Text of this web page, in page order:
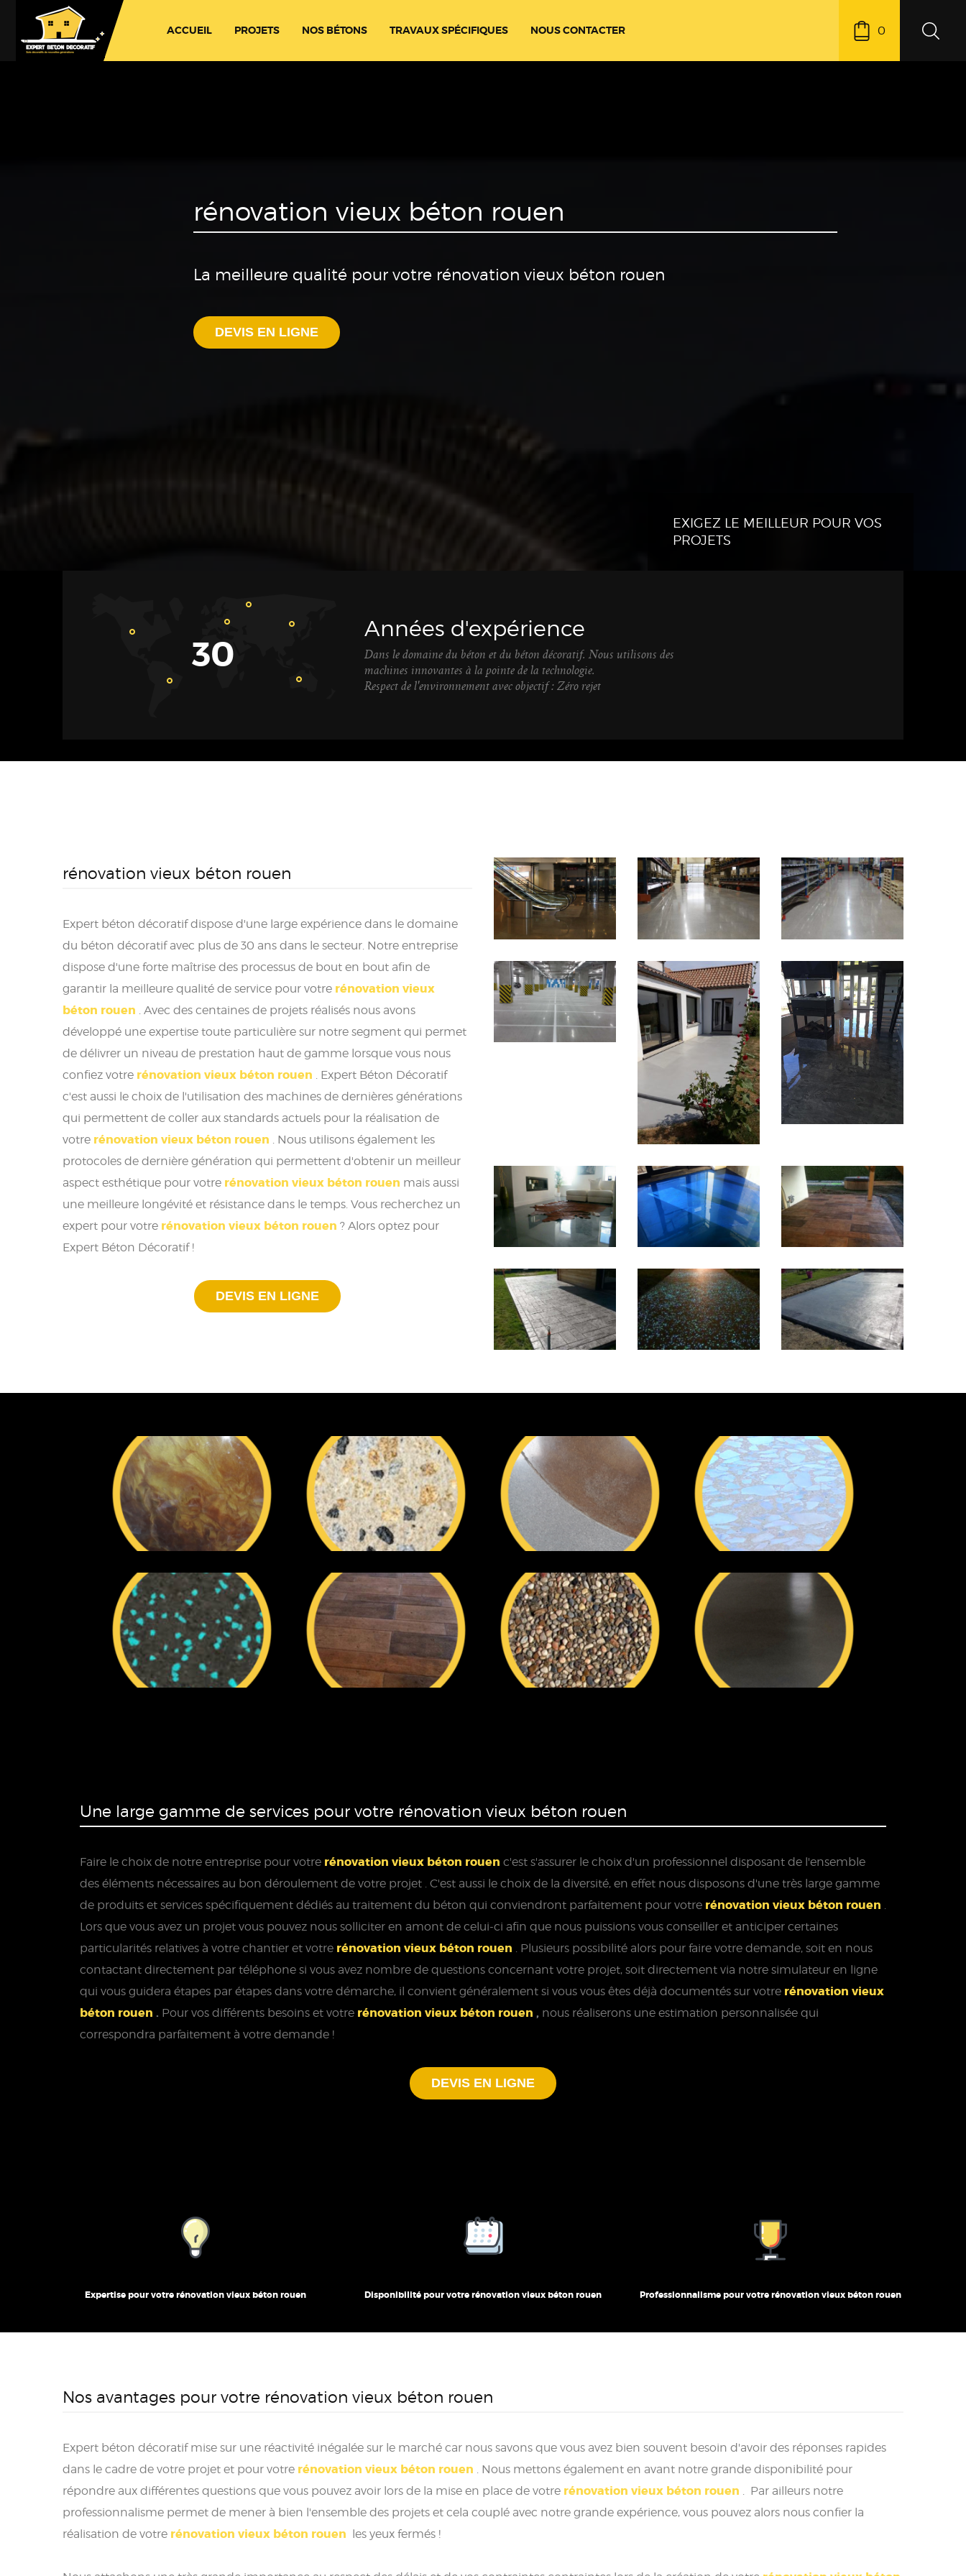
ACCUEIL PROJETS NOS BÉTONS TRAVAUX SPÉCIFIQUES NOUS CONTACTER 0
rénovation vieux béton rouen
La meilleure qualité pour votre rénovation vieux béton rouen
DEVIS EN LIGNE
30
Années d'expérience
Dans le domaine du béton et du béton décoratif. Nous utilisons des
machines innovantes à la pointe de la technologie.
Respect de l'environnement avec objectif : Zéro rejet
EXIGEZ LE MEILLEUR POUR VOS
PROJETS
rénovation vieux béton rouen
Expert béton décoratif dispose d'une large expérience dans le domaine
du béton décoratif avec plus de 30 ans dans le secteur. Notre entreprise
dispose d'une forte maîtrise des processus de bout en bout afin de
garantir la meilleure qualité de service pour votre rénovation vieux
béton rouen . Avec des centaines de projets réalisés nous avons
développé une expertise toute particulière sur notre segment qui permet
de délivrer un niveau de prestation haut de gamme lorsque vous nous
confiez votre rénovation vieux béton rouen . Expert Béton Décoratif
c'est aussi le choix de l'utilisation des machines de dernières générations
qui permettent de coller aux standards actuels pour la réalisation de
votre rénovation vieux béton rouen . Nous utilisons également les
protocoles de dernière génération qui permettent d'obtenir un meilleur
aspect esthétique pour votre rénovation vieux béton rouen mais aussi
une meilleure longévité et résistance dans le temps. Vous recherchez un
expert pour votre rénovation vieux béton rouen ? Alors optez pour
Expert Béton Décoratif !
DEVIS EN LIGNE
Une large gamme de services pour votre rénovation vieux béton rouen
Faire le choix de notre entreprise pour votre rénovation vieux béton rouen c'est s'assurer le choix d'un professionnel disposant de l'ensemble
des éléments nécessaires au bon déroulement de votre projet . C'est aussi le choix de la diversité, en effet nous disposons d'une très large gamme
de produits et services spécifiquement dédiés au traitement du béton qui conviendront parfaitement pour votre rénovation vieux béton rouen .
Lors que vous avez un projet vous pouvez nous solliciter en amont de celui-ci afin que nous puissions vous conseiller et anticiper certaines
particularités relatives à votre chantier et votre rénovation vieux béton rouen . Plusieurs possibilité alors pour faire votre demande, soit en nous
contactant directement par téléphone si vous avez nombre de questions concernant votre projet, soit directement via notre simulateur en ligne
qui vous guidera étapes par étapes dans votre démarche, il convient généralement si vous vous êtes déjà documentés sur votre rénovation vieux
béton rouen . Pour vos différents besoins et votre rénovation vieux béton rouen , nous réaliserons une estimation personnalisée qui
correspondra parfaitement à votre demande !
DEVIS EN LIGNE
Expertise pour votre rénovation vieux béton rouen Disponibilité pour votre rénovation vieux béton rouen Professionnalisme pour votre rénovation vieux béton rouen
Nos avantages pour votre rénovation vieux béton rouen
Expert béton décoratif mise sur une réactivité inégalée sur le marché car nous savons que vous avez bien souvent besoin d'avoir des réponses rapides
dans le cadre de votre projet et pour votre rénovation vieux béton rouen . Nous mettons également en avant notre grande disponibilité pour
répondre aux différentes questions que vous pouvez avoir lors de la mise en place de votre rénovation vieux béton rouen . Par ailleurs notre
professionnalisme permet de mener à bien l'ensemble des projets et cela couplé avec notre grande expérience, vous pouvez alors nous confier la
réalisation de votre rénovation vieux béton rouen les yeux fermés !